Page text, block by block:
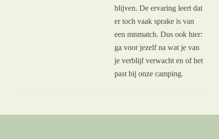
blijven. De ervaring leert dat
er toch vaak sprake is van
een mismatch. Dus ook hier:
ga voor jezelf na wat je van
je verblijf verwacht en of het
past bij onze camping.